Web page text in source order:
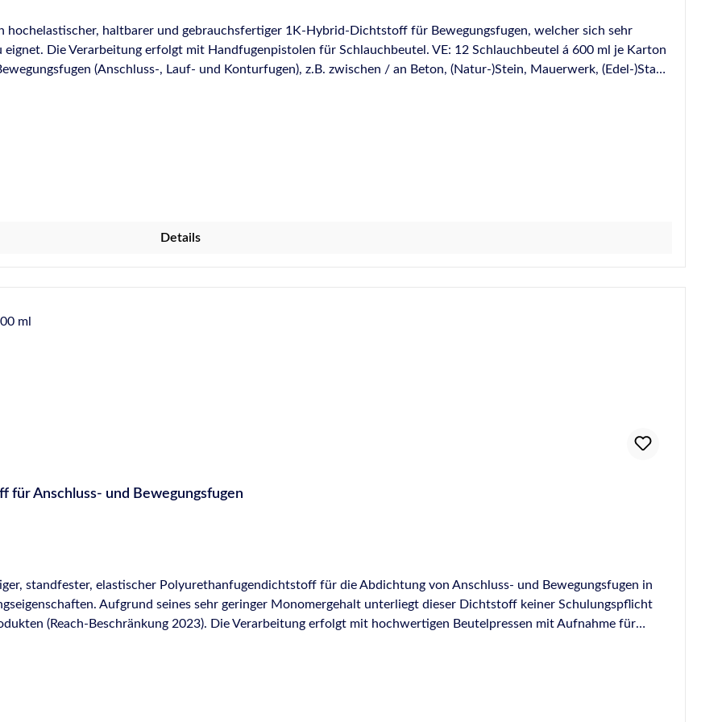
haltbarer und gebrauchsfertiger 1K-Hybrid-Dichtstoff für Bewegungsfugen, welcher sich sehr
Die Verarbeitung erfolgt mit Handfugenpistolen für Schlauchbeutel. VE: 12 Schlauchbeutel á 600 ml je Karton
Holz, Glas und mehr. Fugenabdichtung in Fassaden / Giebeln, Böden, Galerien, Balkonen, Podesten, Terrassen,
maximale Bewegungskapazität 25 %.
allen und sogar feuchten Untergründen. Einfach in der Anwendung und vielseitig in der Bau- und
veilig wonen"). Isocyanat-, lösungsmittel- und silikonfrei. Sehr emissionsarm, zertifiziert nach EMICODE EC1
Details
Anschluss- und Bewegungsfugen
standfester, elastischer Polyurethanfugendichtstoff für die Abdichtung von Anschluss- und Bewegungsfugen in
Aufgrund seines sehr geringer Monomergehalt unterliegt dieser Dichtstoff keiner Schulungspflicht
(Reach-Beschränkung 2023). Die Verarbeitung erfolgt mit hochwertigen Beutelpressen mit Aufnahme für
Blick Sehr gute Haftung auf vielen Untergründen Gute Witterungs- und